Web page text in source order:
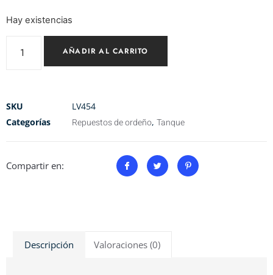
Hay existencias
AÑADIR AL CARRITO
SKU
LV454
Categorías
Repuestos de ordeño, Tanque
Compartir en:
Descripción Valoraciones (0)